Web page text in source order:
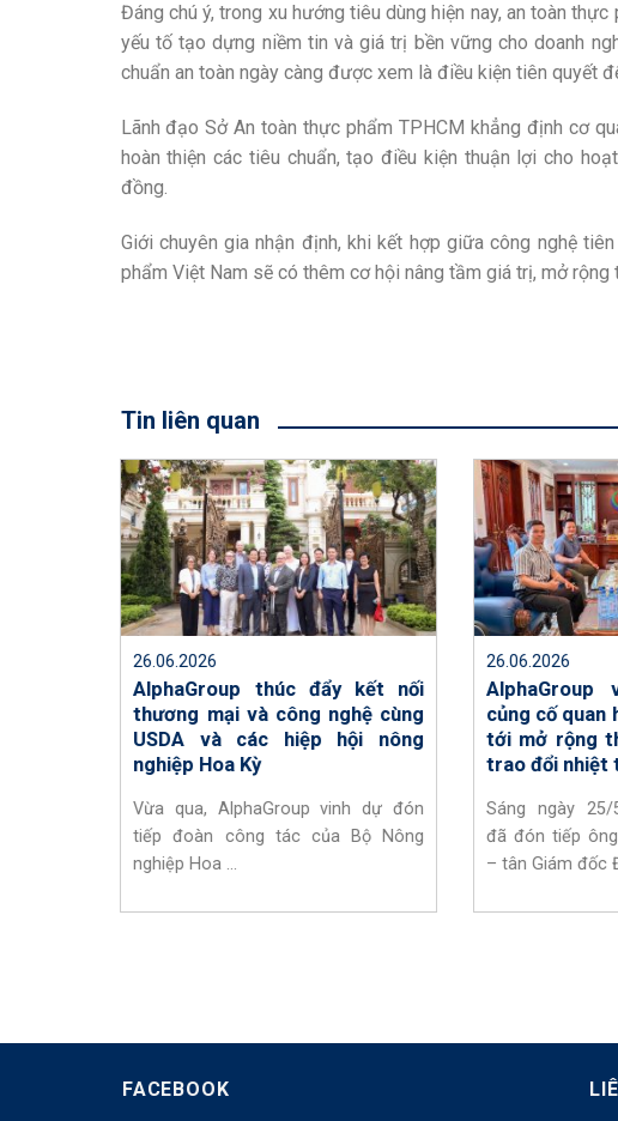
Đáng chú ý, trong xu hướng tiêu dùng hiện nay, an toàn
yếu tố tạo dựng niềm tin và giá trị bền vững cho doanh
chuẩn an toàn ngày càng được xem là điều kiện tiên quyết
Lãnh đạo Sở An toàn thực phẩm TPHCM khẳng định cơ
hoàn thiện các tiêu chuẩn, tạo điều kiện thuận lợi cho
đồng.
Giới chuyên gia nhận định, khi kết hợp giữa công nghệ
phẩm Việt Nam sẽ có thêm cơ hội nâng tầm giá trị, mở
Tin liên quan
26.06.2026
AlphaGroup thúc đẩy kết nối
thương mại và công nghệ cùng
USDA và các hiệp hội nông
nghiệp Hoa Kỳ
Vừa qua, AlphaGroup vinh dự đón
tiếp đoàn công tác của Bộ Nông
nghiệp Hoa ...
26.06.2026
AlphaGroup
củng cố quan
tới mở rộng
trao đổi nhiệt
Sáng ngày 25/
đã đón tiếp
– tân Giám đốc
FACEBOOK